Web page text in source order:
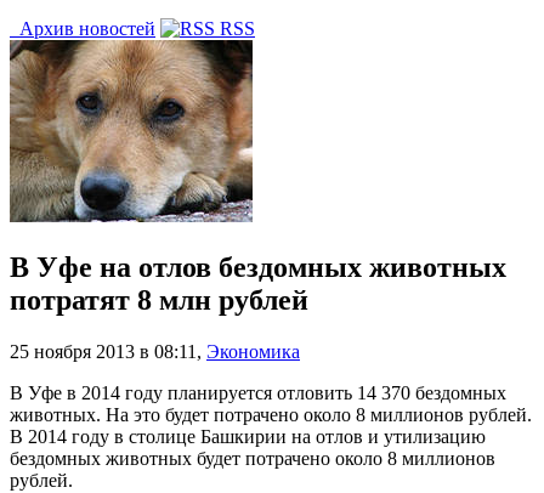
Архив новостей
RSS
В Уфе на отлов бездомных животных
потратят 8 млн рублей
25 ноября 2013 в 08:11 , Экономика
В Уфе в 2014 году планируется отловить 14 370 бездомных
животных. На это будет потрачено около 8 миллионов рублей.
В 2014 году в столице Башкирии на отлов и утилизацию
бездомных животных будет потрачено около 8 миллионов
рублей.